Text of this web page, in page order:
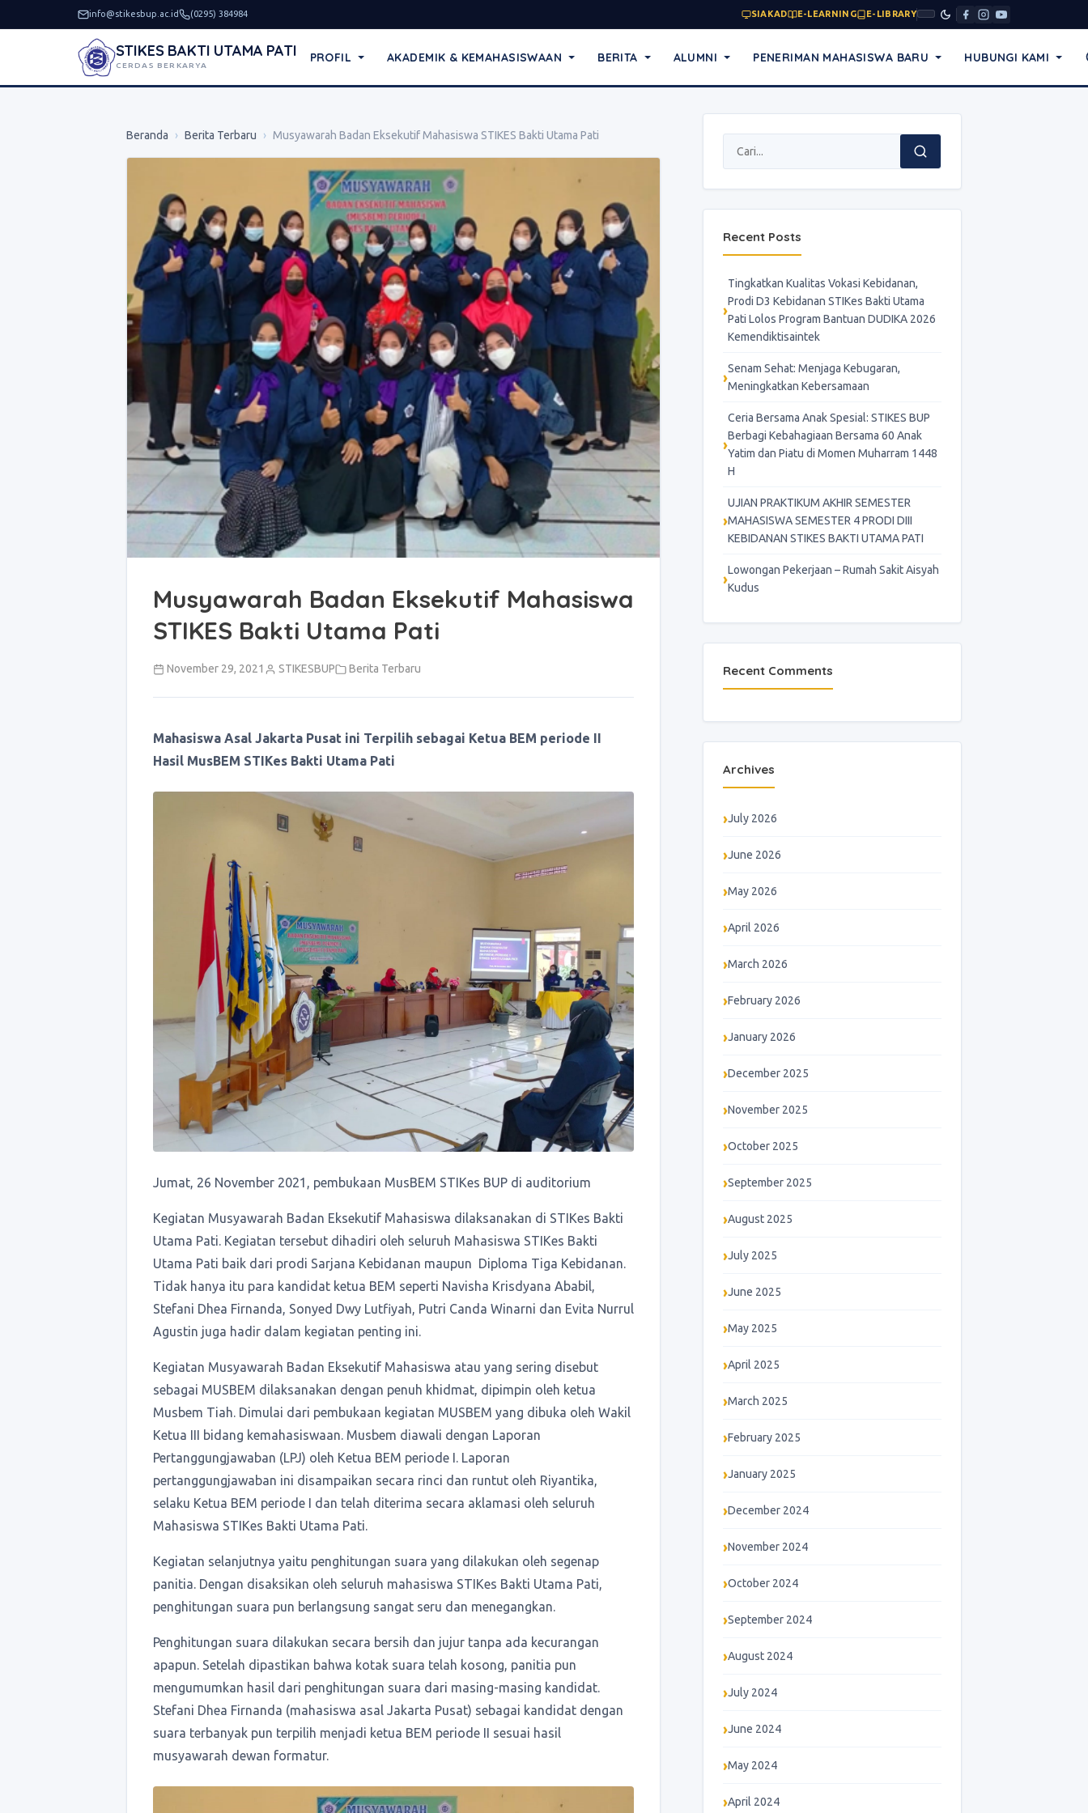
info@stikesbup.ac.id (0295) 384984 SIAKAD E-LEARNING E-LIBRARY
STIKES BAKTI UTAMA PATI
CERDAS BERKARYA
PROFIL AKADEMIK & KEMAHASISWAAN BERITA ALUMNI PENERIMAN MAHASISWA BARU HUBUNGI KAMI
Beranda › Berita Terbaru › Musyawarah Badan Eksekutif Mahasiswa STIKES Bakti Utama Pati
Musyawarah Badan Eksekutif Mahasiswa
STIKES Bakti Utama Pati
November 29, 2021 STIKESBUP Berita Terbaru
Mahasiswa Asal Jakarta Pusat ini Terpilih sebagai Ketua BEM periode II
Hasil MusBEM STIKes Bakti Utama Pati
Jumat, 26 November 2021, pembukaan MusBEM STIKes BUP di auditorium
Kegiatan Musyawarah Badan Eksekutif Mahasiswa dilaksanakan di STIKes Bakti
Utama Pati. Kegiatan tersebut dihadiri oleh seluruh Mahasiswa STIKes Bakti
Utama Pati baik dari prodi Sarjana Kebidanan maupun Diploma Tiga Kebidanan.
Tidak hanya itu para kandidat ketua BEM seperti Navisha Krisdyana Ababil,
Stefani Dhea Firnanda, Sonyed Dwy Lutfiyah, Putri Canda Winarni dan Evita Nurrul
Agustin juga hadir dalam kegiatan penting ini.
Kegiatan Musyawarah Badan Eksekutif Mahasiswa atau yang sering disebut
sebagai MUSBEM dilaksanakan dengan penuh khidmat, dipimpin oleh ketua
Musbem Tiah. Dimulai dari pembukaan kegiatan MUSBEM yang dibuka oleh Wakil
Ketua III bidang kemahasiswaan. Musbem diawali dengan Laporan
Pertanggungjawaban (LPJ) oleh Ketua BEM periode I. Laporan
pertanggungjawaban ini disampaikan secara rinci dan runtut oleh Riyantika,
selaku Ketua BEM periode I dan telah diterima secara aklamasi oleh seluruh
Mahasiswa STIKes Bakti Utama Pati.
Kegiatan selanjutnya yaitu penghitungan suara yang dilakukan oleh segenap
panitia. Dengan disaksikan oleh seluruh mahasiswa STIKes Bakti Utama Pati,
penghitungan suara pun berlangsung sangat seru dan menegangkan.
Penghitungan suara dilakukan secara bersih dan jujur tanpa ada kecurangan
apapun. Setelah dipastikan bahwa kotak suara telah kosong, panitia pun
mengumumkan hasil dari penghitungan suara dari masing-masing kandidat.
Stefani Dhea Firnanda (mahasiswa asal Jakarta Pusat) sebagai kandidat dengan
suara terbanyak pun terpilih menjadi ketua BEM periode II sesuai hasil
musyawarah dewan formatur.
Recent Posts
Tingkatkan Kualitas Vokasi Kebidanan,
Prodi D3 Kebidanan STIKes Bakti Utama
Pati Lolos Program Bantuan DUDIKA 2026
Kemendiktisaintek
Senam Sehat: Menjaga Kebugaran,
Meningkatkan Kebersamaan
Ceria Bersama Anak Spesial: STIKES BUP
Berbagi Kebahagiaan Bersama 60 Anak
Yatim dan Piatu di Momen Muharram 1448
H
UJIAN PRAKTIKUM AKHIR SEMESTER
MAHASISWA SEMESTER 4 PRODI DIII
KEBIDANAN STIKES BAKTI UTAMA PATI
Lowongan Pekerjaan – Rumah Sakit Aisyah
Kudus
Recent Comments
Archives
July 2026
June 2026
May 2026
April 2026
March 2026
February 2026
January 2026
December 2025
November 2025
October 2025
September 2025
August 2025
July 2025
June 2025
May 2025
April 2025
March 2025
February 2025
January 2025
December 2024
November 2024
October 2024
September 2024
August 2024
July 2024
June 2024
May 2024
April 2024